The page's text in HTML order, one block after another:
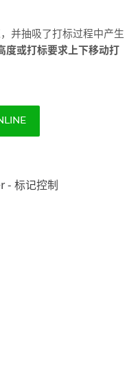
，并抽吸了打标过程中产生
度或打标要求上下移动打